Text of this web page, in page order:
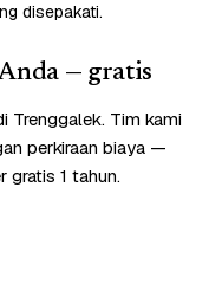
disepakati.
— gratis
Trenggalek. Tim kami
perkiraan biaya —
gratis 1 tahun.